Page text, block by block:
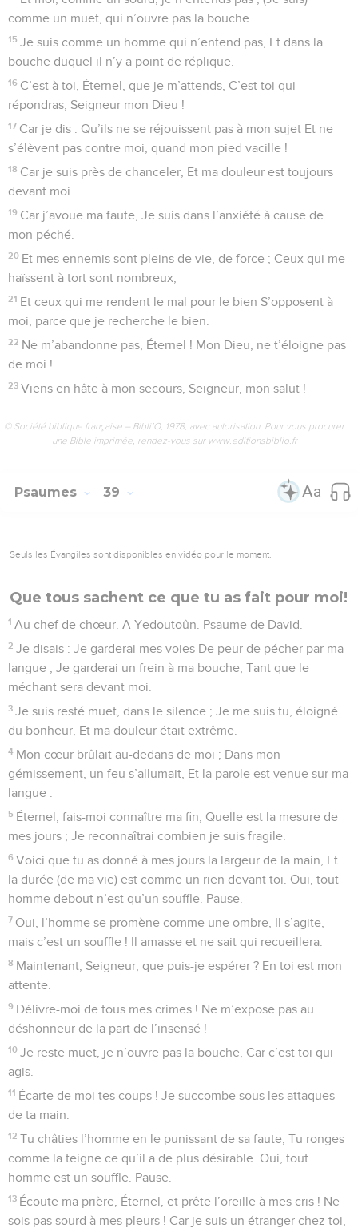
comme un muet, qui n’ouvre pas la bouche.
15 Je suis comme un homme qui n’entend pas, Et dans la
bouche duquel il n’y a point de réplique.
16 C’est à toi, Éternel, que je m’attends, C’est toi qui
répondras, Seigneur mon Dieu !
17 Car je dis : Qu’ils ne se réjouissent pas à mon sujet Et ne
s’élèvent pas contre moi, quand mon pied vacille !
18 Car je suis près de chanceler, Et ma douleur est toujours
devant moi.
19 Car j’avoue ma faute, Je suis dans l’anxiété à cause de
mon péché.
20 Et mes ennemis sont pleins de vie, de force ; Ceux qui me
haïssent à tort sont nombreux,
21 Et ceux qui me rendent le mal pour le bien S’opposent à
moi, parce que je recherche le bien.
22 Ne m’abandonne pas, Éternel ! Mon Dieu, ne t’éloigne pas
de moi !
23 Viens en hâte à mon secours, Seigneur, mon salut !
© Société biblique française – Bibli’O, 1978, avec autorisation. Pour vous procurer
une Bible imprimée, rendez-vous sur www.editionsbiblio.fr
Psaumes 39
Seuls les Évangiles sont disponibles en vidéo pour le moment.
Que tous sachent ce que tu as fait pour moi!
1 Au chef de chœur. A Yedoutoûn. Psaume de David.
2 Je disais : Je garderai mes voies De peur de pécher par ma
langue ; Je garderai un frein à ma bouche, Tant que le
méchant sera devant moi.
3 Je suis resté muet, dans le silence ; Je me suis tu, éloigné
du bonheur, Et ma douleur était extrême.
4 Mon cœur brûlait au-dedans de moi ; Dans mon
gémissement, un feu s’allumait, Et la parole est venue sur ma
langue :
5 Éternel, fais-moi connaître ma fin, Quelle est la mesure de
mes jours ; Je reconnaîtrai combien je suis fragile.
6 Voici que tu as donné à mes jours la largeur de la main, Et
la durée (de ma vie) est comme un rien devant toi. Oui, tout
homme debout n’est qu’un souffle. Pause.
7 Oui, l’homme se promène comme une ombre, Il s’agite,
mais c’est un souffle ! Il amasse et ne sait qui recueillera.
8 Maintenant, Seigneur, que puis-je espérer ? En toi est mon
attente.
9 Délivre-moi de tous mes crimes ! Ne m’expose pas au
déshonneur de la part de l’insensé !
10 Je reste muet, je n’ouvre pas la bouche, Car c’est toi qui
agis.
11 Écarte de moi tes coups ! Je succombe sous les attaques
de ta main.
12 Tu châties l’homme en le punissant de sa faute, Tu ronges
comme la teigne ce qu’il a de plus désirable. Oui, tout
homme est un souffle. Pause.
13 Écoute ma prière, Éternel, et prête l’oreille à mes cris ! Ne
sois pas sourd à mes pleurs ! Car je suis un étranger chez toi,